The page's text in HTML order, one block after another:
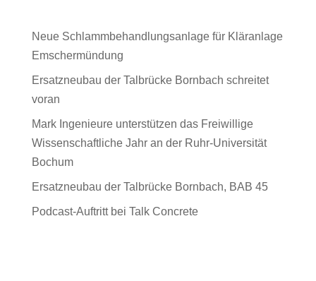
Neue Schlammbehandlungsanlage für Kläranlage
Emschermündung
Ersatzneubau der Talbrücke Bornbach schreitet
voran
Mark Ingenieure unterstützen das Freiwillige
Wissenschaftliche Jahr an der Ruhr-Universität
Bochum
Ersatzneubau der Talbrücke Bornbach, BAB 45
Podcast-Auftritt bei Talk Concrete